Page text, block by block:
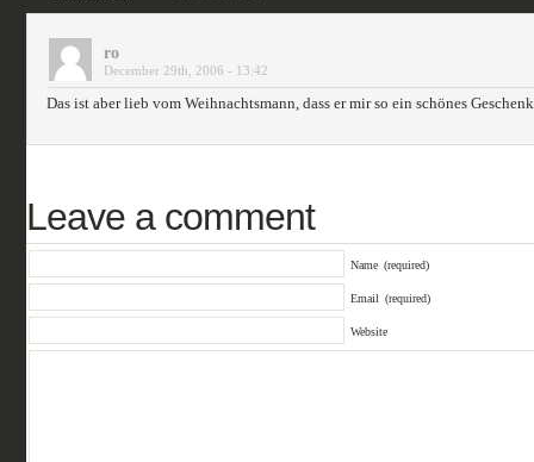
ro
December 29th, 2006 - 13:42
Das ist aber lieb vom Weihnachtsmann, dass er mir so ein schönes
Leave a comment
Name (required)
Email (required)
Website